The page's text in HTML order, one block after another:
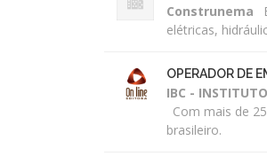
Construnema
elétricas,
OPERADOR DE
IBC -
Com mais de
brasileiro.